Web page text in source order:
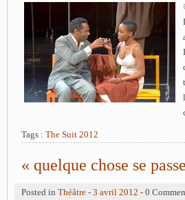
Tags : The Suit 2012
« quelque chose se
Posted in Théâtre - 3 avril 2012 - 0